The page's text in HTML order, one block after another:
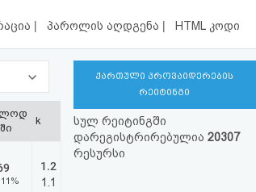
| პაროლის აღდგენა | HTML კოდი
k
1.2
1.1
ქართული პროვაიდერების
რეიტინგი
სულ რეიტინგში
დარეგისტრირებულია 20307
რესურსი